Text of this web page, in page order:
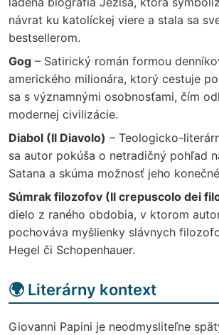
návrat ku katolíckej viere a stala sa
bestsellerom.
Gog – Satirický román formou
amerického milionára, ktorý cestuje
sa s významnými osobnosťami, čím
modernej civilizácie.
Diabol (Il Diavolo) – Teologicko-
sa autor pokúša o netradičný pohľad
Satana a skúma možnosť jeho
Súmrak filozofov (Il crepuscolo dei
dielo z raného obdobia, v ktorom
pochováva myšlienky slávnych
Hegel či Schopenhauer.
🌍 Literárny kontext
Giovanni Papini je neodmysliteľne